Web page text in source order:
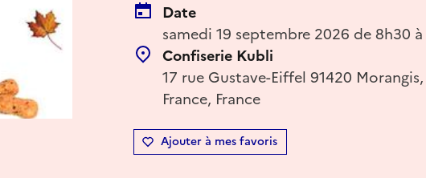
Date
samedi 19 septembre 2026 de 8h30 à
Confiserie Kubli
17 rue Gustave-Eiffel 91420
France, France
Ajouter à mes favoris